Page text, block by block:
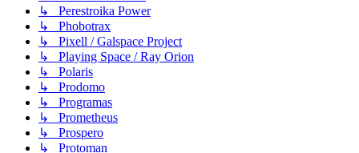
↳ Perestroika Power
↳ Phobotrax
↳ Pixell / Galspace Project
↳ Playing Space / Ray Orion
↳ Polaris
↳ Prodomo
↳ Programas
↳ Prometheus
↳ Prospero
↳ Protoman